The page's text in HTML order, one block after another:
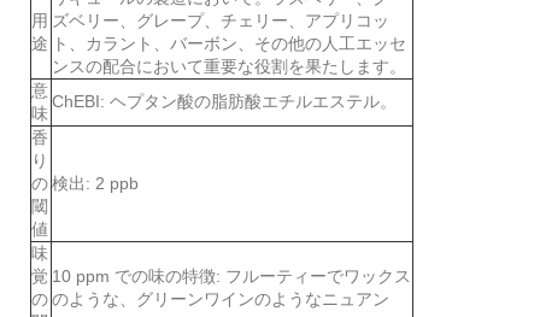
用
途
ズベリー、グレープ、チェリー、アプリコッ
ト、カラント、バーボン、その他の人工エッセ
ンスの配合において重要な役割を果たします。
意
味
ChEBI: ヘプタン酸の脂肪酸エチルエステル。
香
り
の
閾
値
検出: 2 ppb
味
覚
の
10 ppm での味の特徴: フルーティーでワックス
のような、グリーンワインのようなニュアン